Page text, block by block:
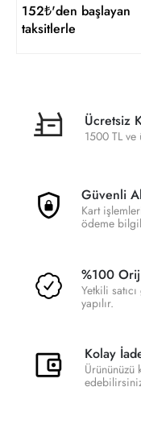
152₺'den başlayan
taksitlerle
Ücretsiz
1500 TL
Güvenli
Kart
ödeme
%100
Yetkili
yapılır.
Kolay
Ürününüzü